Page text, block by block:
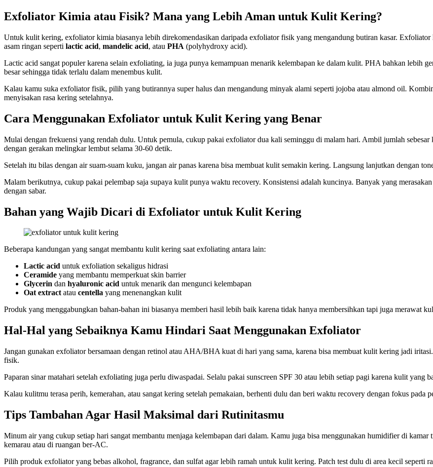
Exfoliator Kimia atau Fisik? Mana yang Lebih Aman untuk Kulit Kering?
Untuk kulit kering, exfoliator kimia biasanya lebih direkomendasikan daripada exfoliator fisik yang mengandung butiran kasar.
asam ringan seperti lactic acid, mandelic acid, atau PHA (polyhydroxy acid).
Lactic acid sangat populer karena selain exfoliating, ia juga punya kemampuan menarik kelembapan ke dalam kulit. PHA bahkan lebih
besar sehingga tidak terlalu dalam menembus kulit.
Kalau kamu suka exfoliator fisik, pilih yang butirannya super halus dan mengandung minyak alami seperti jojoba atau almond oil.
menyisakan rasa kering setelahnya.
Cara Menggunakan Exfoliator untuk Kulit Kering yang Benar
Mulai dengan frekuensi yang rendah dulu. Untuk pemula, cukup pakai exfoliator dua kali seminggu di malam hari. Ambil jumlah
dengan gerakan melingkar lembut selama 30-60 detik.
Setelah itu bilas dengan air suam-suam kuku, jangan air panas karena bisa membuat kulit semakin kering. Langsung lanjutkan dengan
Malam berikutnya, cukup pakai pelembap saja supaya kulit punya waktu recovery. Konsistensi adalah kuncinya. Banyak yang
dengan sabar.
Bahan yang Wajib Dicari di Exfoliator untuk Kulit Kering
Beberapa kandungan yang sangat membantu kulit kering saat exfoliating antara lain:
Lactic acid untuk exfoliation sekaligus hidrasi
Ceramide yang membantu memperkuat skin barrier
Glycerin dan hyaluronic acid untuk menarik dan mengunci kelembapan
Oat extractatau centella yang menenangkan kulit
Produk yang menggabungkan bahan-bahan ini biasanya memberi hasil lebih baik karena tidak hanya membersihkan tapi juga merawat
Hal-Hal yang Sebaiknya Kamu Hindari Saat Menggunakan Exfoliator
Jangan gunakan exfoliator bersamaan dengan retinol atau AHA/BHA kuat di hari yang sama, karena bisa membuat kulit kering jadi
fisik.
Paparan sinar matahari setelah exfoliating juga perlu diwaspadai. Selalu pakai sunscreen SPF 30 atau lebih setiap pagi karena kulit yang
Kalau kulitmu terasa perih, kemerahan, atau sangat kering setelah pemakaian, berhenti dulu dan beri waktu recovery dengan fokus pada
Tips Tambahan Agar Hasil Maksimal dari Rutinitasmu
Minum air yang cukup setiap hari sangat membantu menjaga kelembapan dari dalam. Kamu juga bisa menggunakan humidifier di
kemarau atau di ruangan ber-AC.
Pilih produk exfoliator yang bebas alkohol, fragrance, dan sulfat agar lebih ramah untuk kulit kering. Patch test dulu di area kecil seperti